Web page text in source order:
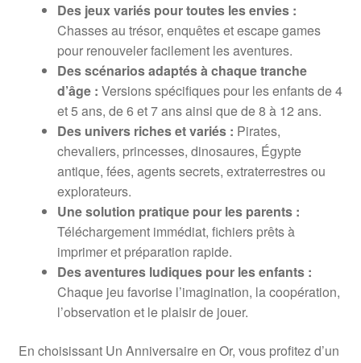
Des jeux variés pour toutes les envies :
Chasses au trésor, enquêtes et escape games
pour renouveler facilement les aventures.
Des scénarios adaptés à chaque tranche
d’âge : Versions spécifiques pour les enfants de 4
et 5 ans, de 6 et 7 ans ainsi que de 8 à 12 ans.
Des univers riches et variés : Pirates,
chevaliers, princesses, dinosaures, Égypte
antique, fées, agents secrets, extraterrestres ou
explorateurs.
Une solution pratique pour les parents :
Téléchargement immédiat, fichiers prêts à
imprimer et préparation rapide.
Des aventures ludiques pour les enfants :
Chaque jeu favorise l’imagination, la coopération,
l’observation et le plaisir de jouer.
En choisissant Un Anniversaire en Or, vous profitez d’un